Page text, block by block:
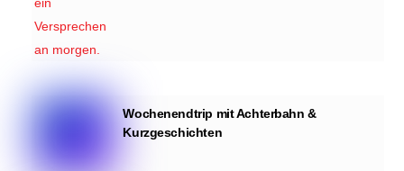
Wochenendtrip mit Achterbahn &
Kurzgeschichten